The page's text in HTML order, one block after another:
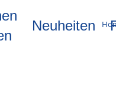
Neuheiten